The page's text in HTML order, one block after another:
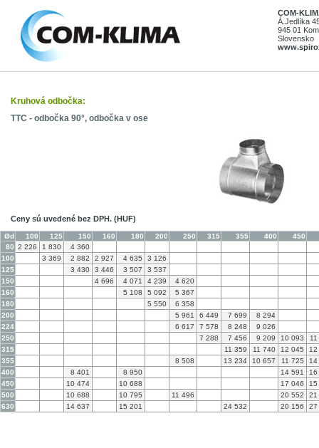
COM-
Á.Jedlíka
945 01
Slovensko
Kruhová odbočka:
TTC - odbočka 90°, odbočka v ose
Ceny sú uvedené bez DPH. (HUF)
Ød 100 125 150 160 180 200 250 315 355 400
450
80 2 226 1 830
4 360
100
3 369 2 882 2 927 4 635
3 126
125
3 430 3 446 3 507
3 537
150
4 696 4 071 4 239
4 620
160
5 108 5 092
5 367
180
5 550
6 358
200
5 961 6 449 7 699
8 294
224
6 617 7 578 8 248
9 026
250
7 288 7 456 9 209 10 093
315
11 359 11 740 12 045
355
8 508 13 234 10 657 11 725
400
8 401 8 950 14 591
450
10 474 10 688 17 046
500
10 688 10 795 11 496 20 552
21
630
14 637 15 201 24 532 20 156 27